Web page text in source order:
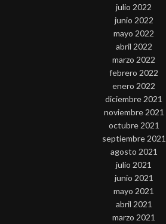
julio 2022
junio 2022
mayo 2022
abril 2022
marzo 2022
febrero 2022
enero 2022
diciembre 2021
noviembre 2021
octubre 2021
septiembre 2021
agosto 2021
julio 2021
junio 2021
mayo 2021
abril 2021
marzo 2021